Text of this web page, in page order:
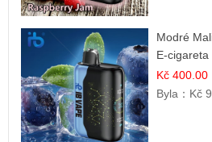
Modré
E-
Kč 400.00
Byla： Kč